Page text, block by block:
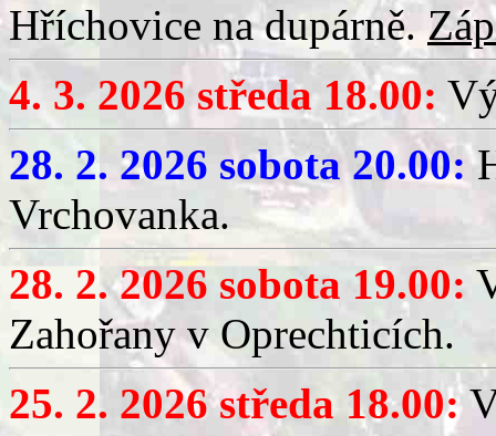
Hříchovice na dupárně.
4. 3. 2026 středa 18.00:
28. 2. 2026 sobota 20.00:
Vrchovanka.
28. 2. 2026 sobota 19.00:
Zahořany v Oprechticích.
25. 2. 2026 středa 18.00: